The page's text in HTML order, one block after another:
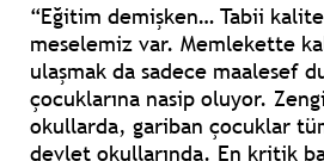
“Eğitim demişken… Tabii
meselemiz var. Memlekette
ulaşmak da sadece maalesef
çocuklarına nasip oluyor.
okullarda, gariban çocuklar
devlet okullarında. En kritik